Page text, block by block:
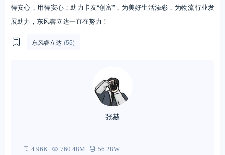
得安心，用得安心；助力卡友“创富”，为美好生活添彩，为物流行业发
展助力，东风睿立达一直在努力！
东风睿立达 (55)
张赫
4.96K 760.48M 56.28W